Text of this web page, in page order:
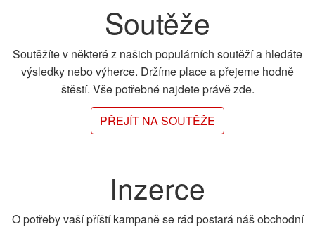
Soutěže
Soutěžíte v některé z našich populárních soutěží a hledáte
výsledky nebo výherce. Držíme place a přejeme hodně
štěstí. Vše potřebné najdete právě zde.
PŘEJÍT NA SOUTĚŽE
Inzerce
O potřeby vaší příští kampaně se rád postará náš obchodní